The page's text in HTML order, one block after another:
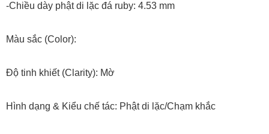
-Chiều dày phật di lặc đá ruby: 4.53 mm
Màu sắc (Color):
Độ tinh khiết (Clarity): Mờ
Hình dạng & Kiểu chế tác: Phật di lặc/Chạm khắc